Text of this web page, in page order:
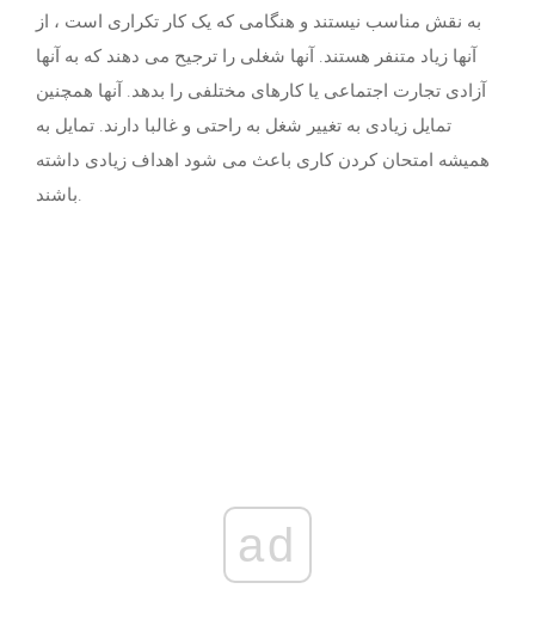
به نقش مناسب نیستند و هنگامی که یک کار تکراری است ، از
آنها زیاد متنفر هستند. آنها شغلی را ترجیح می دهند که به آنها
آزادی تجارت اجتماعی یا کارهای مختلفی را بدهد. آنها همچنین
تمایل زیادی به تغییر شغل به راحتی و غالبا دارند. تمایل به
همیشه امتحان کردن کاری باعث می شود اهداف زیادی داشته
ad